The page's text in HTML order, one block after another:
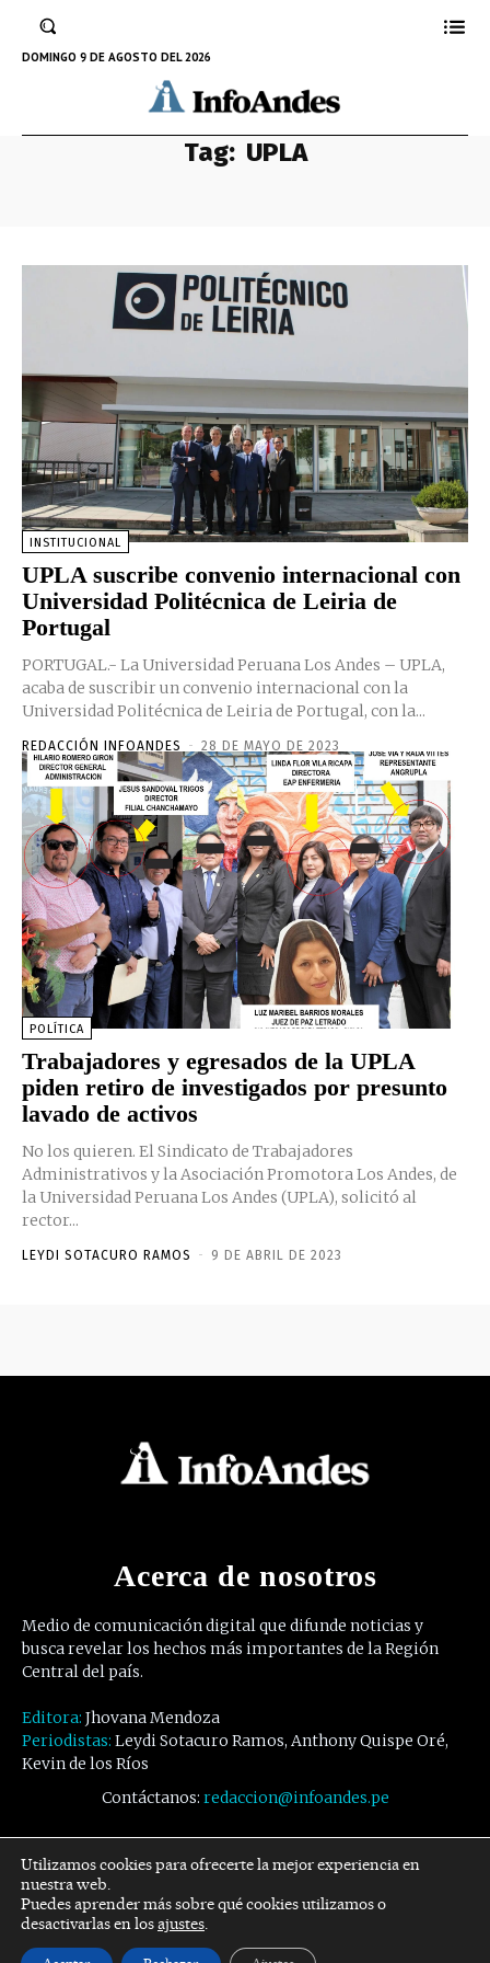
DOMINGO 9 DE AGOSTO DEL 2026
Tag: UPLA
INSTITUCIONAL
UPLA suscribe convenio internacional con
Universidad Politécnica de Leiria de
Portugal
PORTUGAL.- La Universidad Peruana Los Andes – UPLA,
acaba de suscribir un convenio internacional con la
Universidad Politécnica de Leiria de Portugal, con la...
REDACCIÓN INFOANDES - 28 DE MAYO DE 2023
POLÍTICA
Trabajadores y egresados de la UPLA
piden retiro de investigados por presunto
lavado de activos
No los quieren. El Sindicato de Trabajadores
Administrativos y la Asociación Promotora Los Andes, de
la Universidad Peruana Los Andes (UPLA), solicitó al
rector...
LEYDI SOTACURO RAMOS - 9 DE ABRIL DE 2023
Acerca de nosotros
Medio de comunicación digital que difunde noticias y
busca revelar los hechos más importantes de la Región
Central del país.
Editora: Jhovana Mendoza
Periodistas: Leydi Sotacuro Ramos, Anthony Quispe Oré,
Kevin de los Ríos
Contáctanos: redaccion@infoandes.pe
Síguenos
Facebook Twitter Youtube
Utilizamos cookies para ofrecerte la mejor experiencia en
nuestra web.
Puedes aprender más sobre qué cookies utilizamos o
desactivarlas en losajustes.